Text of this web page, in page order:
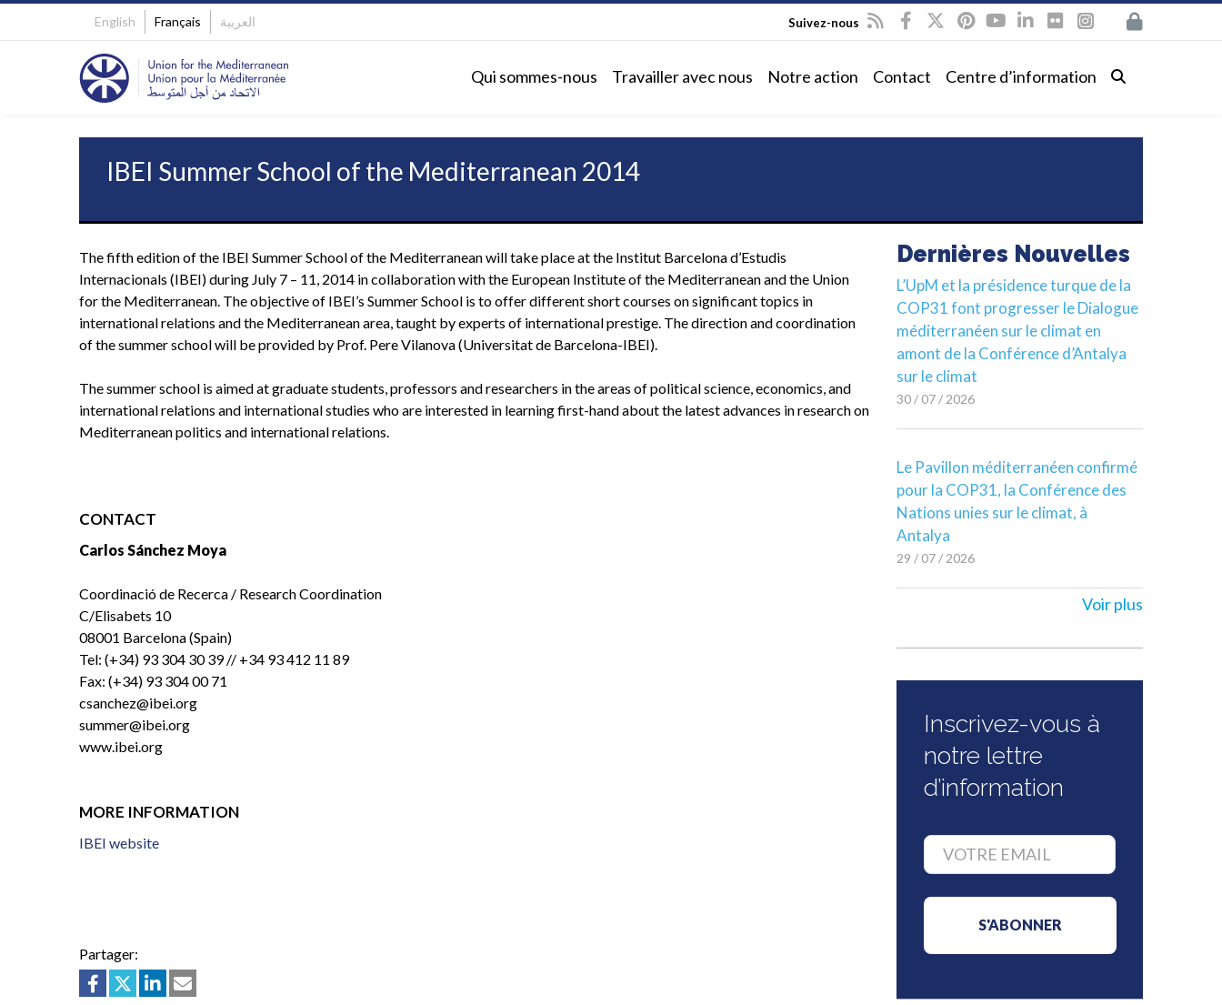
English Français العربية Suivez-nous
Qui sommes-nous Travailler avec nous Notre action Contact Centre d’information
IBEI Summer School of the Mediterranean 2014
The fifth edition of the IBEI Summer School of the Mediterranean will take place at the Institut Barcelona d’Estudis
Internacionals (IBEI) during July 7 – 11, 2014 in collaboration with the European Institute of the Mediterranean and the Union
for the Mediterranean. The objective of IBEI’s Summer School is to offer different short courses on significant topics in
international relations and the Mediterranean area, taught by experts of international prestige. The direction and coordination
of the summer school will be provided by Prof. Pere Vilanova (Universitat de Barcelona-IBEI).
The summer school is aimed at graduate students, professors and researchers in the areas of political science, economics, and
international relations and international studies who are interested in learning first-hand about the latest advances in research on
Mediterranean politics and international relations.
CONTACT
Carlos Sánchez Moya
Coordinació de Recerca / Research Coordination
C/Elisabets 10
08001 Barcelona (Spain)
Tel: (+34) 93 304 30 39 // +34 93 412 11 89
Fax: (+34) 93 304 00 71
csanchez@ibei.org
summer@ibei.org
www.ibei.org
MORE INFORMATION
IBEI website
Partager:
Dernières Nouvelles
L’UpM et la présidence turque de la
COP31 font progresser le Dialogue
méditerranéen sur le climat en
amont de la Conférence d’Antalya
sur le climat
30 / 07 / 2026
Le Pavillon méditerranéen confirmé
pour la COP31, la Conférence des
Nations unies sur le climat, à
Antalya
29 / 07 / 2026
Voir plus
Inscrivez-vous à
notre lettre
d’information